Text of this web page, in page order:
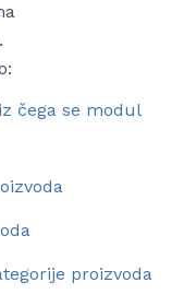
čega se modul
proizvoda